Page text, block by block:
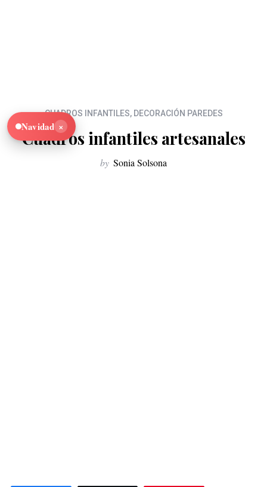
CUADROS INFANTILES, DECORACIÓN PAREDES
Cuadros infantiles artesanales
by Sonia Solsona
Navidad ×